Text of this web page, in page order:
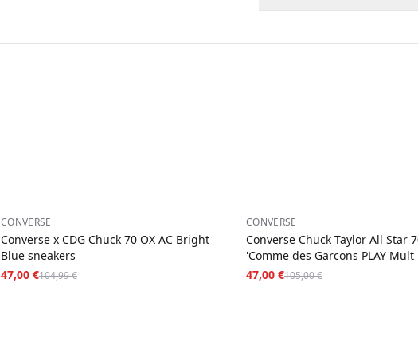
−55%
CONVERSE
Converse x CDG Chuck 70 OX AC Bright
Blue sneakers
47,00 €104,99 €
−55%
CONVERSE
Converse Chuck Taylor All Star
'Comme des Garcons PLAY Mult
47,00 €105,00 €